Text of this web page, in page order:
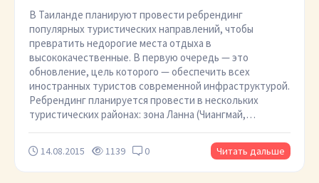
В Таиланде планируют провести ребрендинг
популярных туристических направлений, чтобы
превратить недорогие места отдыха в
высококачественные. В первую очередь — это
обновление, цель которого — обеспечить всех
иностранных туристов современной инфраструктурой.
Ребрендинг планируется провести в нескольких
туристических районах: зона Ланна (Чиангмай,…
14.08.2015 1139 0 Читать дальше